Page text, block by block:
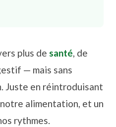
plus de santé, de
— mais sans
Juste en réintroduisant
alimentation, et un
rythmes.